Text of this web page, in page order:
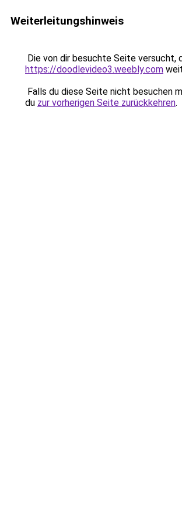
Weiterleitungshinweis
Die von dir besuchte Seite versucht,
https://doodlevideo3.weebly.com
Falls du diese Seite nicht besuchen
du zur vorherigen Seite zurückkehren.